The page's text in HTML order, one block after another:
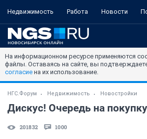
Недвижимость Работа Новости
На информационном ресурсе применяются
файлы. Оставаясь на сайте, вы
согласие на их использование.
НГС.Форум Недвижимость Новостройки
201832 1000